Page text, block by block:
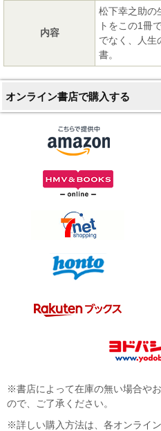
内容
松下幸之助の
トをこの1冊
でなく、人生
書。
オンライン書店で購入する
※書店によって在庫の無い場合や
ので、ご了承ください。
※詳しい購入方法は、各オンライ